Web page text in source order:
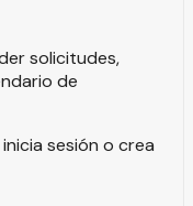
solicitudes,
de
sesión o crea